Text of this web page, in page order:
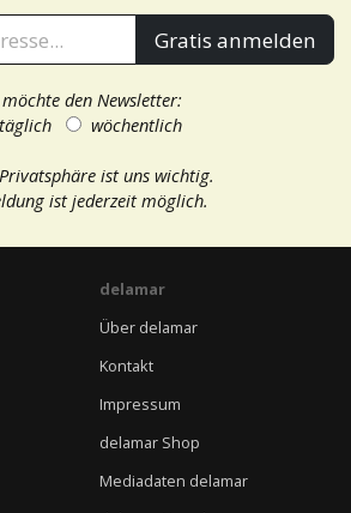
Gratis anmelden
den Newsletter:
täglich
wöchentlich
ist uns wichtig.
ist jederzeit möglich.
delamar
Über delamar
Kontakt
Impressum
delamar Shop
Mediadaten delamar